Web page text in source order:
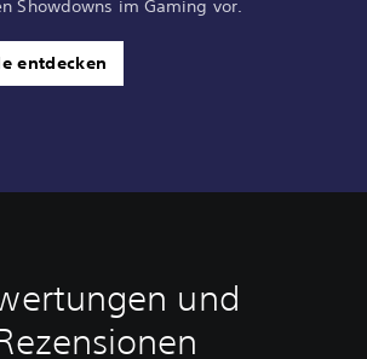
Showdowns im Gaming vor.
entdecken
und